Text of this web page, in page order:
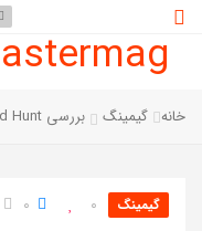
خانه گیمینگ بررسی Witcher Wild Hunt
گیمینگ 0
0